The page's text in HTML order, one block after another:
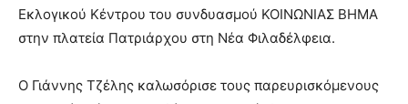
Εκλογικού Κέντρου του συνδυασμού ΚΟΙΝΩΝΙΑΣ ΒΗΜΑ
στην πλατεία Πατριάρχου στη Νέα Φιλαδέλφεια.
Ο Γιάννης Τζέλης καλωσόρισε τους παρευρισκόμενους